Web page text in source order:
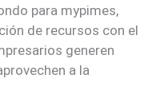
para mypimes,
de recursos con el
generen
a la